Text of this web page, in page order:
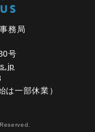
務局
号
は一部休業）